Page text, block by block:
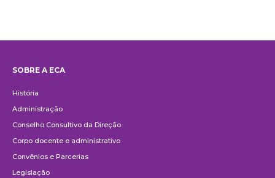
SOBRE A ECA
História
Administração
Conselho Consultivo da Direção
Corpo docente e administrativo
Convênios e Parcerias
Legislação